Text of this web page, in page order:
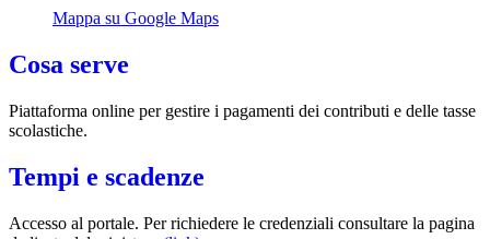
Mappa su Google Maps
Cosa serve
Piattaforma online per gestire i pagamenti dei contributi e delle tasse
scolastiche.
Tempi e scadenze
Accesso al portale. Per richiedere le credenziali consultare la pagina